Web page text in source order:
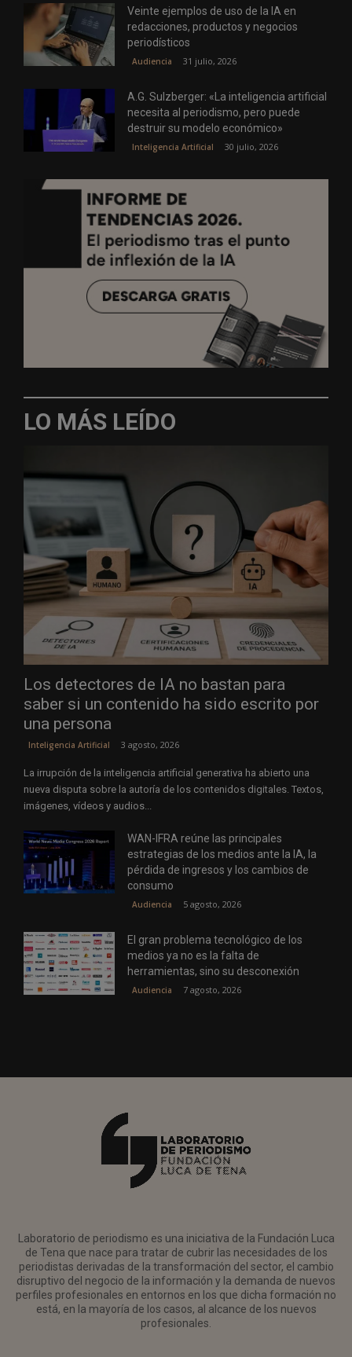
Veinte ejemplos de uso de la IA en
redacciones, productos y negocios
periodísticos
Audiencia 31 julio, 2026
A.G. Sulzberger: «La inteligencia artificial
necesita al periodismo, pero puede
destruir su modelo económico»
Inteligencia Artificial 30 julio, 2026
LO MÁS LEÍDO
Los detectores de IA no bastan para
saber si un contenido ha sido escrito por
una persona
Inteligencia Artificial 3 agosto, 2026
La irrupción de la inteligencia artificial generativa ha abierto una
nueva disputa sobre la autoría de los contenidos digitales. Textos,
imágenes, vídeos y audios...
WAN-IFRA reúne las principales
estrategias de los medios ante la IA, la
pérdida de ingresos y los cambios de
consumo
Audiencia 5 agosto, 2026
El gran problema tecnológico de los
medios ya no es la falta de
herramientas, sino su desconexión
Audiencia 7 agosto, 2026
Laboratorio de periodismo es una iniciativa de la Fundación Luca
de Tena que nace para tratar de cubrir las necesidades de los
periodistas derivadas de la transformación del sector, el cambio
disruptivo del negocio de la información y la demanda de nuevos
perfiles profesionales en entornos en los que dicha formación no
está, en la mayoría de los casos, al alcance de los nuevos
profesionales.